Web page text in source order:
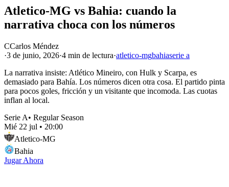
Atletico-MG vs Bahia: cuando la
narrativa choca con los números
CCarlos Méndez
·3 de junio, 2026·4 min de lectura·atletico-mgbahiaserie a
La narrativa insiste: Atlético Mineiro, con Hulk y Scarpa, es
demasiado para Bahía. Los números dicen otra cosa. El partido pinta
para pocos goles, fricción y un visitante que incomoda. Las cuotas
inflan al local.
Serie A• Regular Season
Mié 22 jul • 20:00
Atletico-MG
Bahia
Jugar Ahora